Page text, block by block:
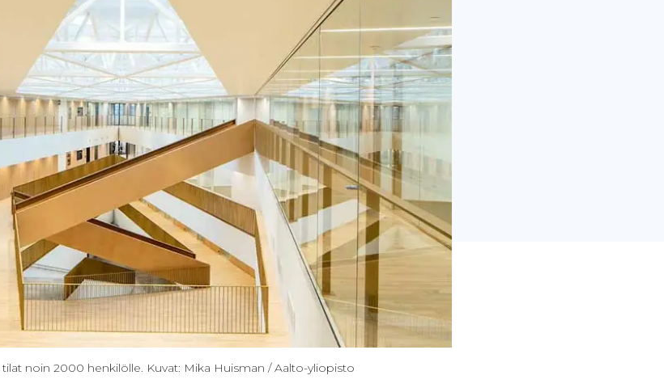
noin 2000 henkilölle. Kuvat: Mika Huisman / Aalto-yliopisto